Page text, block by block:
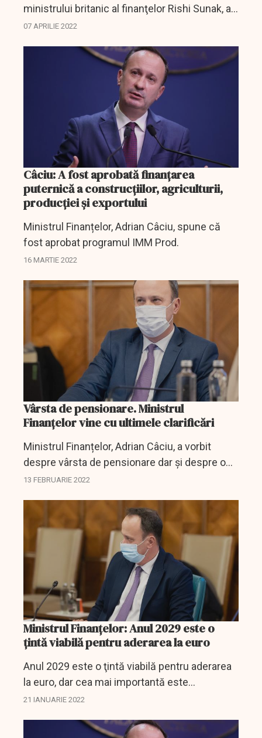
ministrului britanic al finanţelor Rishi Sunak, a
intrat sub tirul criticilor din cauza statutului
07 APRILIE 2022
Câciu: A fost aprobată finanțarea
puternică a construcțiilor, agriculturii,
producției și exportului
Ministrul Finanțelor, Adrian Câciu, spune că
fost aprobat programul IMM Prod.
16 MARTIE 2022
Vârsta de pensionare. Ministrul
Finanțelor vine cu ultimele clarificări
Ministrul Finanțelor, Adrian Câciu, a vorbit
despre vârsta de pensionare dar și despre o
posibilă nouă ajustare a pensiilor.
13 FEBRUARIE 2022
Ministrul Finanţelor: Anul 2029 este o
ţintă viabilă pentru aderarea la euro
Anul 2029 este o ţintă viabilă pentru aderarea
la euro, dar cea mai importantă este
convergenţa reală despre care foarte puţină
Finanţelor, Adrian...
21 IANUARIE 2022